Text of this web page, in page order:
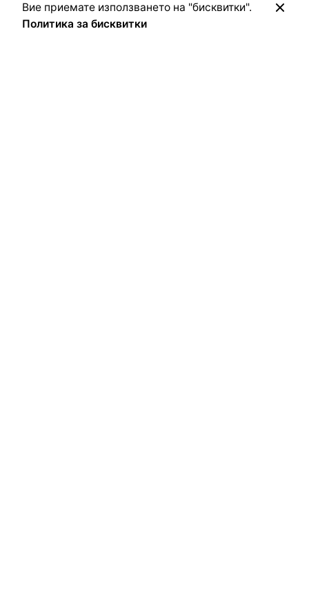
Вие приемате използването на "бисквитки".
Политика за бисквитки